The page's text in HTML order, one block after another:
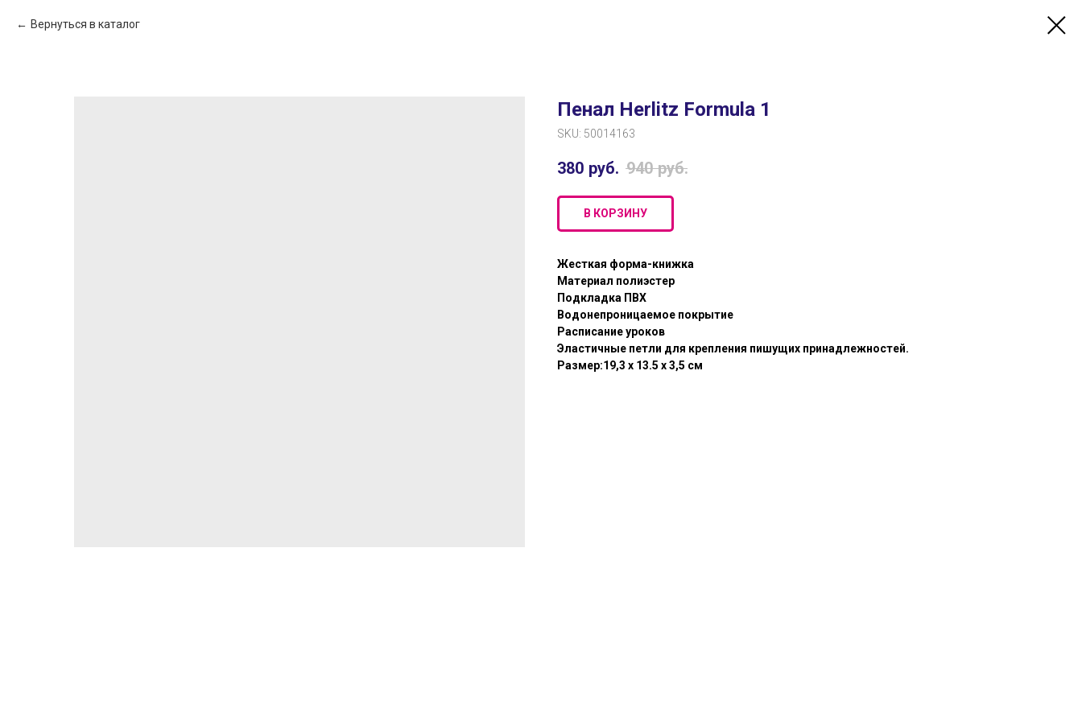
Вернуться в каталог
Пенал Herlitz Formula 1
SKU: 50014163
380 руб. 940 руб.
В КОРЗИНУ
Жесткая форма-книжка
Материал полиэстер
Подкладка ПВХ
Водонепроницаемое покрытие
Расписание уроков
Эластичные петли для крепления пишущих принадлежностей.
Размер:19,3 x 13.5 x 3,5 см